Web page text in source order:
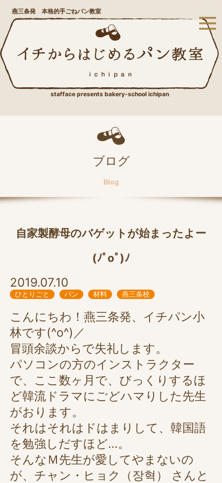
燕三条発 本格的手ごねパン教室
stafface presents bakery-school ichipan
ブログ
Blog
自家製酵母のバゲットが始まったよー
(ﾉﾟοﾟ)ﾉ
2019.07.10
ひとりごと パン 材料 燕三条校
こんにちわ！燕三条発、イチパン小
林です(^o^)／
冒頭余談からで失礼します。
パソコンの方のインストラクター
で、ここ数ヶ月で、びっくりするほ
ど韓流ドラマにごどハマりした先生
がおります。
それはそれはドはまりして、韓国語
を勉強しだすほど…。
そんなＭ先生が愛してやまないの
が、チャン・ヒョク（장혁） さんと